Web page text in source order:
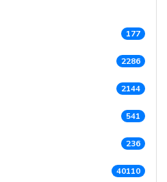
177
2286
2144
541
236
40110